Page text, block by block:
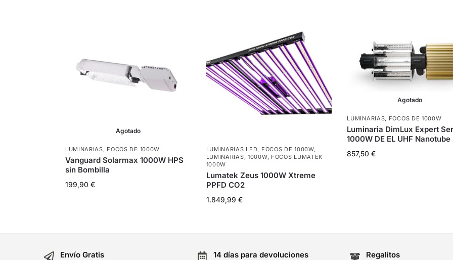
Agotado
LUMINARIAS, FOCOS DE 1000W
Vanguard Solarmax 1000W HPS
sin Bombilla
199,90 €
LUMINARIAS LED, FOCOS DE 1000W,
LUMINARIAS, 1000W, FOCOS LUMATEK
1000W
Lumatek Zeus 1000W Xtreme
PPFD CO2
1.849,99 €
Agotado
LUMINARIAS, FOCOS DE 1000W
Luminaria DimLux Expert
1000W DE EL UHF Nanotube
857,50€
Envío Gratis 14 días para devoluciones Regalitos